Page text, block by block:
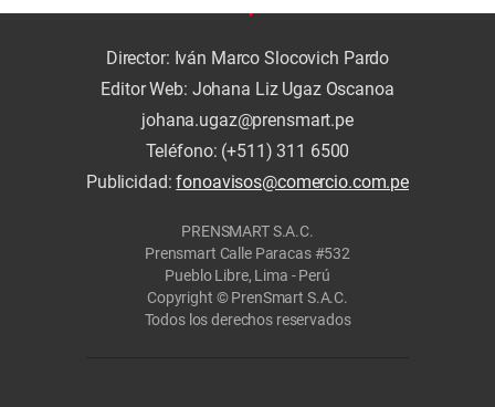
Director: Iván Marco Slocovich Pardo
Editor Web: Johana Liz Ugaz Oscanoa
johana.ugaz@prensmart.pe
Teléfono: (+511) 311 6500
Publicidad:fonoavisos@comercio.com.pe
PRENSMART S.A.C.
Prensmart Calle Paracas #532
Pueblo Libre, Lima - Perú
Copyright © PrenSmart S.A.C.
Todos los derechos reservados